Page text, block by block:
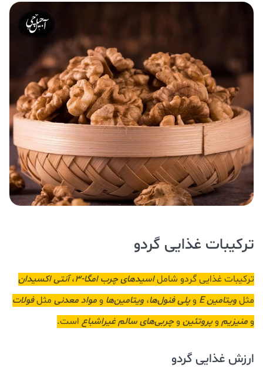
ترکیبات غذایی گردو
ترکیبات غذایی گردو شاملاسیدهای چرب امگا-3 ،آنتی اکسیدان
مثلویتامین E وپلی فنول‌ها، ویتامین‌ها ومواد معدنی مثلفولات
ومنیزیم وپروتئین وچربی‌هایسالم غیراشباع است.
ارزش غذایی گردو